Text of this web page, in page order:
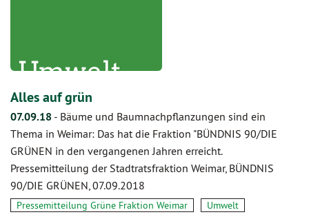
Alles auf grün
07.09.18 - Bäume und Baumnachpflanzungen sind ein
Thema in Weimar: Das hat die Fraktion "BÜNDNIS 90/DIE
GRÜNEN in den vergangenen Jahren erreicht.
Pressemitteilung der Stadtratsfraktion Weimar, BÜNDNIS
90/DIE GRÜNEN, 07.09.2018
Pressemitteilung Grüne Fraktion Weimar Umwelt